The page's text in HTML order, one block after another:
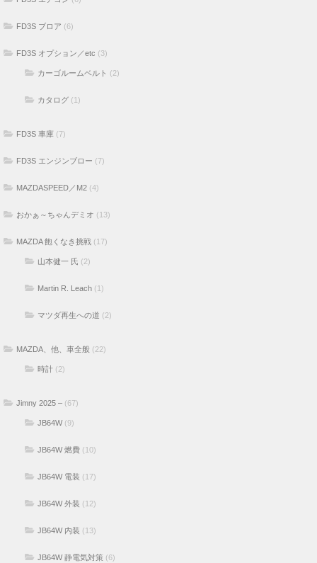
FD3S ブロア (6)
FD3S オプション／etc (3)
カーゴルームベルト (2)
カタログ (1)
FD3S 車庫 (7)
FD3S エンジンブロー (7)
MAZDASPEED／M2 (4)
おかぁ～ちゃんデミオ (13)
MAZDA 飽くなき挑戦 (17)
山本健一 氏 (2)
Martin R. Leach (1)
マツダ再生への道 (2)
MAZDA、他、車全般 (22)
時計 (2)
Jimny 2025 – (67)
JB64W(9)
JB64W 燃費 (10)
JB64W 電装 (17)
JB64W 外装 (12)
JB64W 内装 (13)
JB64W 静電気対策 (6)